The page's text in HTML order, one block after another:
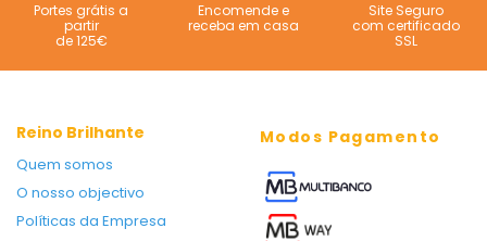
Portes grátis a
partir
de 125€
Encomende e
receba em casa
Site Seguro
com certificado
SSL
Reino Brilhante
Quem somos
O nosso objectivo
Políticas da Empresa
Modos Pagamento